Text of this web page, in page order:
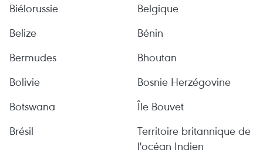
Biélorussie
Belgique
Belize
Bénin
Bermudes
Bhoutan
Bolivie
Bosnie Herzégovine
Botswana
Île Bouvet
Brésil
Territoire britannique de
l'océan Indien